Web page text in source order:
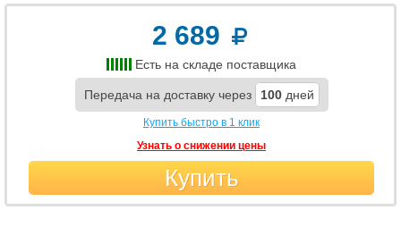
2 689
Есть на складе поставщика
Передача на доставку через 100 дней
Купить быстро в 1 клик
Узнать о снижении цены
Купить